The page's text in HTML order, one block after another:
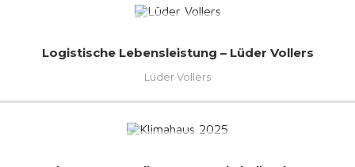
Logistische Lebensleistung – Lüder Vollers
Lüder Vollers